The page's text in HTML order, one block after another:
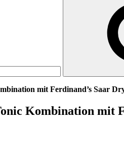
mit Ferdinand’s Saar
Kombination mit